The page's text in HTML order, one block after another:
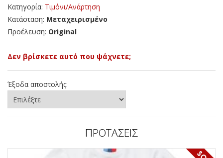
Κατηγορία: Τιμόνι/Ανάρτηση
Κατάσταση: Μεταχειρισμένο
Προέλευση: Original
Δεν βρίσκετε αυτό που ψάχνετε;
Έξοδα αποστολής:
ΠΡΟΤΑΣΕΙΣ